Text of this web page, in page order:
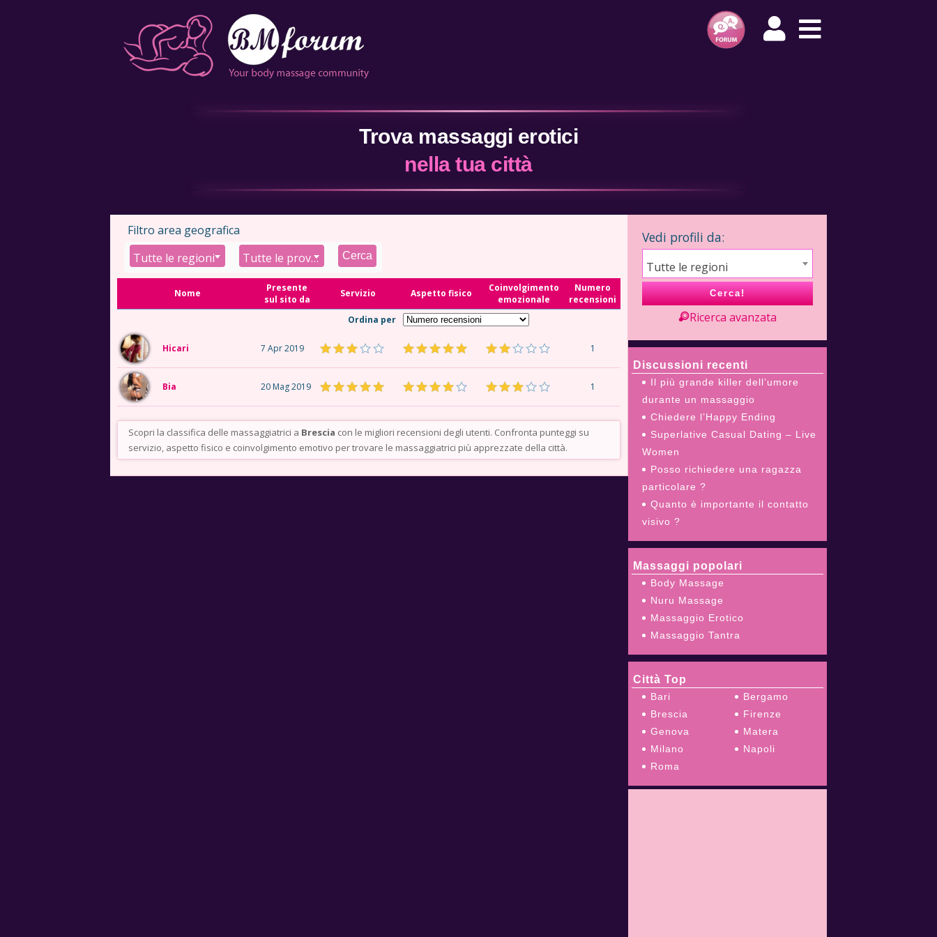
Trova massaggi erotici
nella tua città
Filtro area geografica
Tutte le regioni
Tutte le provincie
Nome
Presente
sul sito da
Servizio Aspetto fisico
Coinvolgimento
emozionale
Numero
recensioni
Ordina per
Hicari 7 Apr 2019 1
Bia 20 Mag 2019 1
Scopri la classifica delle massaggiatrici a Brescia con le migliori recensioni degli utenti. Confronta punteggi su
servizio, aspetto fisico e coinvolgimento emotivo per trovare le massaggiatrici più apprezzate della città.
Vedi profili da:
Tutte le regioni
Cerca!
Ricerca avanzata
Discussioni recenti
Il più grande killer dell’umore
durante un massaggio
Chiedere l’Happy Ending
Superlative Сasual Dating – Live
Women
Posso richiedere una ragazza
particolare ?
Quanto è importante il contatto
visivo ?
Massaggi popolari
Body Massage
Nuru Massage
Massaggio Erotico
Massaggio Tantra
Città Top
Bari
Bergamo
Brescia
Firenze
Genova
Matera
Milano
Napoli
Roma